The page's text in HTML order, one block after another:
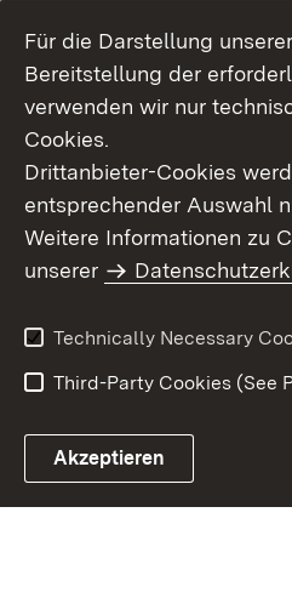
Site Map
Imprint
Für die Darstellung
Bereitstellung der
verwenden wir nur
Cookies.
Drittanbieter-Cookies
entsprechender Auswahl
Weitere Informationen zu
unserer
Technically Necessary
Third-Party Cookies (See
Akzeptieren